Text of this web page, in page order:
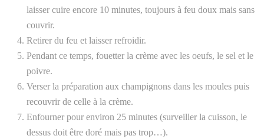
laisser cuire encore 10 minutes, toujours à feu doux mais sans
couvrir.
Retirer du feu et laisser refroidir.
Pendant ce temps, fouetter la crème avec les oeufs, le sel et le
poivre.
Verser la préparation aux champignons dans les moules puis
recouvrir de celle à la crème.
Enfourner pour environ 25 minutes (surveiller la cuisson, le
dessus doit être doré mais pas trop…).